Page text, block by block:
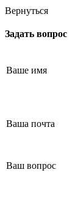
Анестезиолог
Психолог
Вернуться
Задать вопрос